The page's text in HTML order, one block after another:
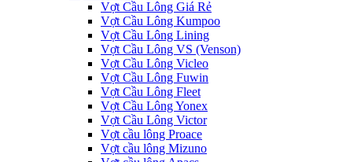
Vợt Cầu Lông Giá Rẻ
Vợt Cầu Lông Kumpoo
Vợt Cầu Lông Lining
Vợt Cầu Lông VS (Venson)
Vợt Cầu Lông Vicleo
Vợt Cầu Lông Fuwin
Vợt Cầu Lông Fleet
Vợt Cầu Lông Yonex
Vợt Cầu Lông Victor
Vợt cầu lông Proace
Vợt cầu lông Mizuno